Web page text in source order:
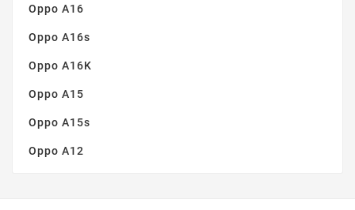
Oppo A16
Oppo A16s
Oppo A16K
Oppo A15
Oppo A15s
Oppo A12